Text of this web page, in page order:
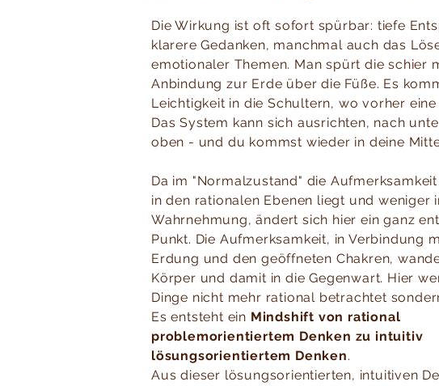
Die Wirkung ist oft sofort spürbar: tiefe
klarere Gedanken, manchmal auch das
emotionaler Themen. Man spürt die schier
Anbindung zur Erde über die Füße. Es
Leichtigkeit in die Schultern, wo vorher eine
Das System kann sich ausrichten, nach
oben - und du kommst wieder in deine
Da im "Normalzustand" die
in den rationalen Ebenen liegt und weniger
Wahrnehmung, ändert sich hier ein ganz
Punkt. Die Aufmerksamkeit, in Verbindung
Erdung und den geöffneten Chakren,
Körper und damit in die Gegenwart. Hier
Dinge nicht mehr rational betrachtet
Es entsteht ein Mindshift von rational
problemorientiertem Denken zu intuitiv
lösungsorientiertem Denken.
Aus dieser lösungsorientierten, intuitiven